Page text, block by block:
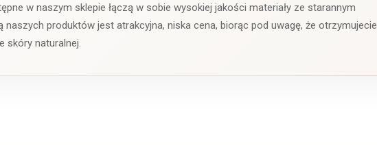
w naszym sklepie łączą w sobie wysokiej jakości materiały ze starannym
naszych produktów jest atrakcyjna, niska cena, biorąc pod uwagę, że otrzymujecie
skóry naturalnej.